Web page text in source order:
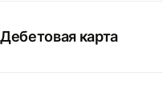
Дебетовая карта